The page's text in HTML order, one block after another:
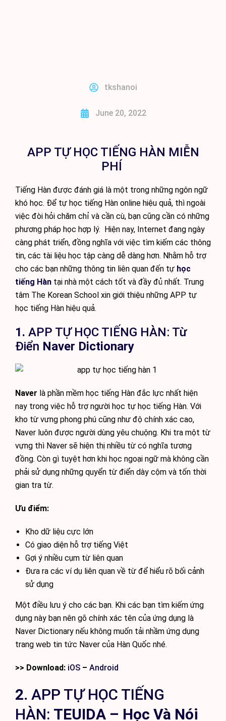
tkshanoi
June 20, 2022
APP TỰ HỌC TIẾNG HÀN MIỄN
PHÍ
Tiếng Hàn được đánh giá là một trong những ngôn ngữ
khó học. Để tự học tiếng Hàn online hiệu quả, thì ngoài
việc đòi hỏi chăm chỉ và cần cù, bạn cũng cần có những
phương pháp học hợp lý. Hiện nay, Internet đang ngày
càng phát triển, đồng nghĩa với việc tìm kiếm các thông
tin, các tài liệu học tập càng dễ dàng hơn. Nhằm hỗ trợ
cho các bạn những thông tin liên quan đến tự học
tiếng Hàn tại nhà một cách tốt và đầy đủ nhất. Trung
tâm The Korean School xin giới thiệu những APP tự
học tiếng Hàn hiệu quả.
1. APP TỰ HỌC TIẾNG HÀN: Từ
Điển Naver Dictionary
Naver là phần mềm học tiếng Hàn đắc lực nhất hiện
nay trong việc hỗ trợ người học tự học tiếng Hàn. Với
kho từ vưng phong phú cũng như độ chính xác cao,
Naver luôn được người dùng yêu chuộng. Khi tra một từ
vựng thì Naver sẽ hiện thị nhiều từ có nghĩa tương
đồng. Còn gì tuyệt hơn khi học ngoại ngữ mà không cần
phải sử dụng những quyển từ điển dày cộm và tốn thời
gian tra từ.
Ưu điểm:
Kho dữ liệu cực lớn
Có giao diện hỗ trợ tiếng Việt
Gợi ý nhiều cụm từ liên quan
Đưa ra các ví dụ liên quan về từ để hiểu rõ bối cảnh
sử dụng
Một điều lưu ý cho các bạn. Khi các bạn tìm kiếm ứng
dụng này bạn nên gõ chính xác tên của ứng dụng là
Naver Dictionary nếu không muốn tải nhầm ứng dụng
trang web tin tức Naver của Hàn Quốc nhé.
>> Download: iOS – Android
2. APP TỰ HỌC TIẾNG
HÀN: TEUIDA – Học Và Nói